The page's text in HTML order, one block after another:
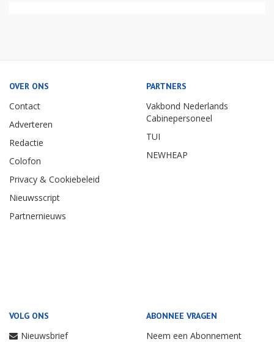
OVER ONS
Contact
Adverteren
Redactie
Colofon
Privacy & Cookiebeleid
Nieuwsscript
Partnernieuws
PARTNERS
Vakbond Nederlands
Cabinepersoneel
TUI
NEWHEAP
VOLG ONS
Nieuwsbrief
ABONNEE VRAGEN
Neem een Abonnement